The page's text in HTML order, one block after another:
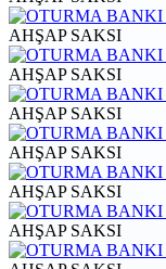
AHŞAP SAKSI
AHŞAP SAKSI
AHŞAP SAKSI
AHŞAP SAKSI
AHŞAP SAKSI
AHŞAP SAKSI